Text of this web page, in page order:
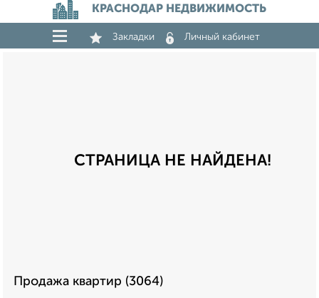
КРАСНОДАР НЕДВИЖИМОСТЬ
Закладки Личный кабинет
СТРАНИЦА НЕ НАЙДЕНА!
Продажа квартир (3064)